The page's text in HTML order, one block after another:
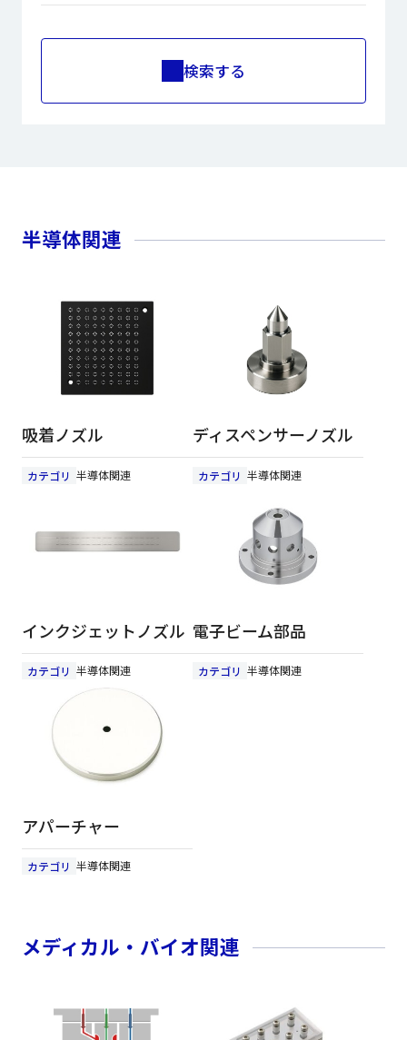
検索する
半導体関連
吸着ノズル
カテゴリ 半導体関連
ディスペンサーノズル
カテゴリ 半導体関連
インクジェットノズル
カテゴリ 半導体関連
電子ビーム部品
カテゴリ 半導体関連
アパーチャー
カテゴリ 半導体関連
メディカル・バイオ関連